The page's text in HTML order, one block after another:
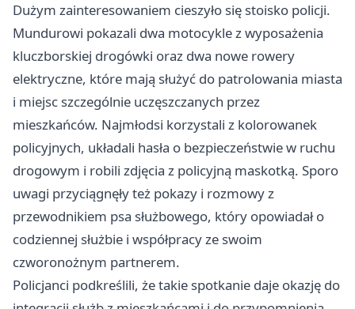
Dużym zainteresowaniem cieszyło się stoisko policji.
Mundurowi pokazali dwa motocykle z wyposażenia
kluczborskiej drogówki oraz dwa nowe rowery
elektryczne, które mają służyć do patrolowania miasta
i miejsc szczególnie uczęszczanych przez
mieszkańców. Najmłodsi korzystali z kolorowanek
policyjnych, układali hasła o bezpieczeństwie w ruchu
drogowym i robili zdjęcia z policyjną maskotką. Sporo
uwagi przyciągnęły też pokazy i rozmowy z
przewodnikiem psa służbowego, który opowiadał o
codziennej służbie i współpracy ze swoim
czworonożnym partnerem.
Policjanci podkreślili, że takie spotkanie daje okazję do